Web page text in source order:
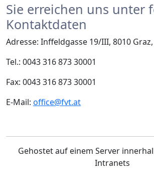
Sie erreichen uns unter
Kontaktdaten
Adresse: Inffeldgasse 19/III, 8010
Tel.: 0043 316 873 30001
Fax: 0043 316 873 30001
E-Mail: office@fvt.at
Gehostet auf einem Server
Intranets